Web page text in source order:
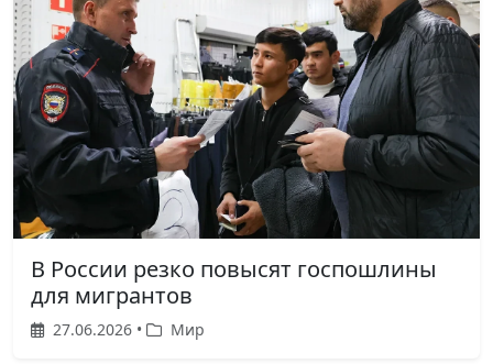
В России резко повысят госпошлины
для мигрантов
27.06.2026 • Мир